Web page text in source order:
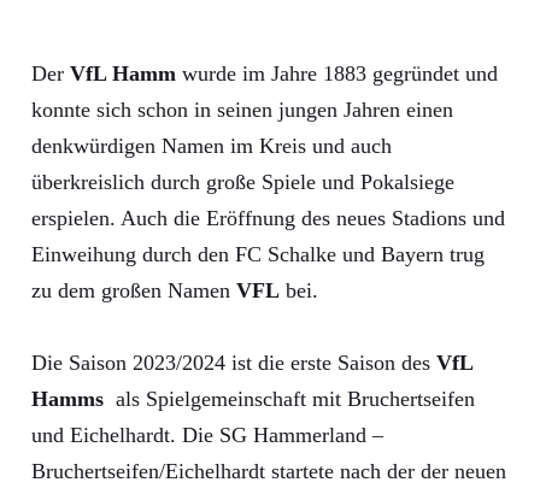
Der VfL Hamm wurde im Jahre 1883 gegründet und
konnte sich schon in seinen jungen Jahren einen
denkwürdigen Namen im Kreis und auch
überkreislich durch große Spiele und Pokalsiege
erspielen. Auch die Eröffnung des neues Stadions und
Einweihung durch den FC Schalke und Bayern trug
zu dem großen Namen VFL bei.
Die Saison 2023/2024 ist die erste Saison des VfL
Hamms als Spielgemeinschaft mit Bruchertseifen
und Eichelhardt. Die SG Hammerland –
Bruchertseifen/Eichelhardt startete nach der der neuen